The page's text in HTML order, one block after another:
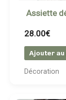
28.00€
Décoration